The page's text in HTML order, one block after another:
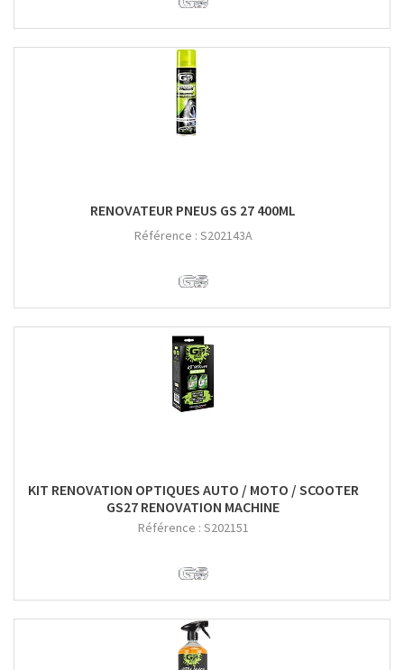
RENOVATEUR PNEUS GS 27 400ML
Référence : S202143A
KIT RENOVATION OPTIQUES AUTO / MOTO / SCOOTER
GS27 RENOVATION MACHINE
Référence : S202151